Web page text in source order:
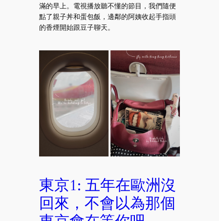
滿的早上。電視播放聽不懂的節目，我們隨便
點了親子丼和蛋包飯，邊鄰的阿姨收起手指頭
的香煙開始跟豆子聊天。
東京1: 五年在歐洲沒
回來，不會以為那個